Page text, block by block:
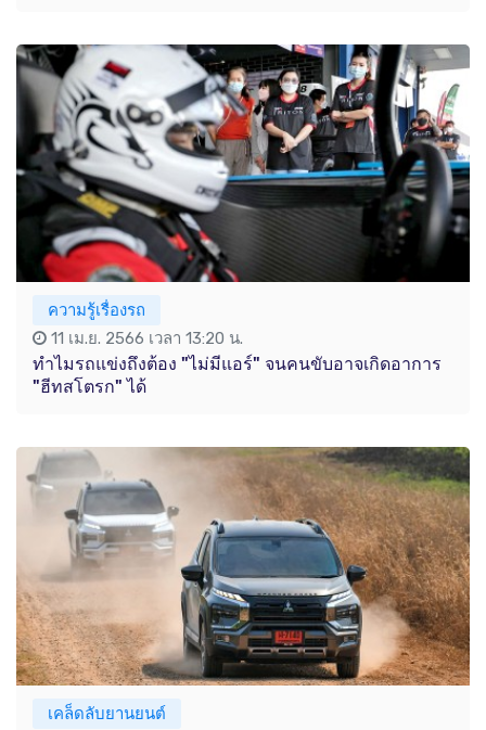
ความรู้เรื่องรถ
11 เม.ย. 2566 เวลา 13:20 น.
ทำไมรถแข่งถึงต้อง "ไม่มีแอร์" จนคนขับอาจเกิดอาการ
"ฮีทสโตรก" ได้
เคล็ดลับยานยนต์